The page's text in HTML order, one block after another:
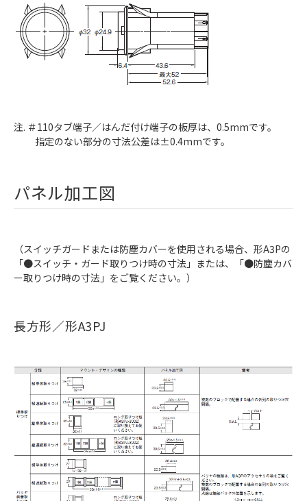
注. ＃110タブ端子／はんだ付け端子の板厚は、0.5mmです。
指定のない部分の寸法公差は±0.4mmです。
パネル加工図
（スイッチガードまたは防塵カバーを使用される場合、形A3Pの
「●スイッチ・ガード取りつけ時の寸法」または、「●防塵カバ
ー取りつけ時の寸法」をご覧ください。）
長方形／形A3PJ